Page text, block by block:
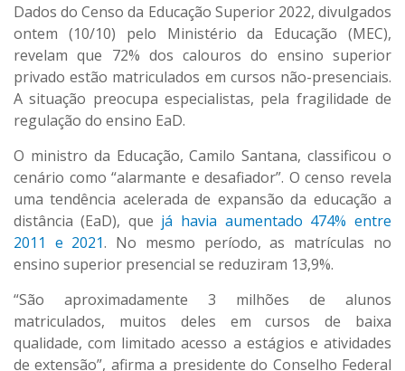
Dados do Censo da Educação Superior 2022, divulgados
ontem (10/10) pelo Ministério da Educação (MEC),
revelam que 72% dos calouros do ensino superior
privado estão matriculados em cursos não-presenciais.
A situação preocupa especialistas, pela fragilidade de
regulação do ensino EaD.
O ministro da Educação, Camilo Santana, classificou o
cenário como “alarmante e desafiador”. O censo revela
uma tendência acelerada de expansão da educação a
distância (EaD), que já havia aumentado 474% entre
2011 e 2021. No mesmo período, as matrículas no
ensino superior presencial se reduziram 13,9%.
“São aproximadamente 3 milhões de alunos
matriculados, muitos deles em cursos de baixa
qualidade, com limitado acesso a estágios e atividades
de extensão”, afirma a presidente do Conselho Federal